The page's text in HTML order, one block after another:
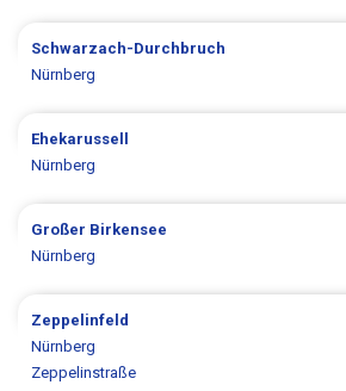
Schwarzach-Durchbruch
Nürnberg
Ehekarussell
Nürnberg
Großer Birkensee
Nürnberg
Zeppelinfeld
Nürnberg
Zeppelinstraße